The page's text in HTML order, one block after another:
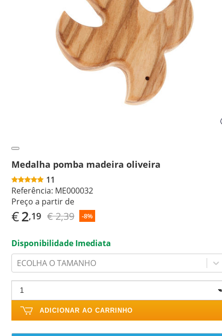
Medalha pomba madeira oliveira
11
Referência: ME000032
Preço a partir de
€2,19 € 2,39 -8%
Disponibilidade Imediata
ECOLHA O TAMANHO
ADICIONAR AO CARRINHO